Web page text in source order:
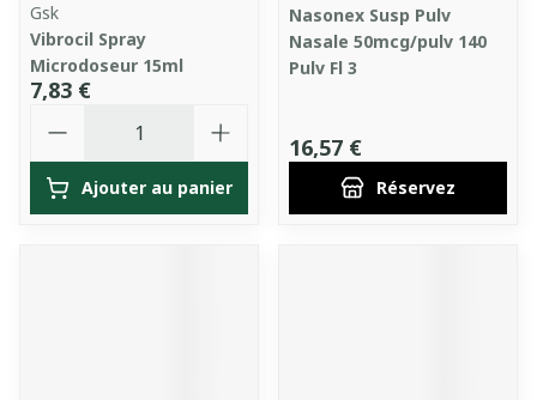
Gsk
Vibrocil Spray
Microdoseur 15ml
7,83 €
Ajouter au panier
Nasonex Susp Pulv
Nasale 50mcg/pulv 140
Pulv Fl 3
16,57 €
Réservez